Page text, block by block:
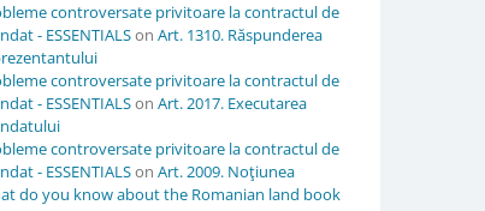
controversate privitoare la contractul de
- ESSENTIALSon Art. 1310. Răspunderea
controversate privitoare la contractul de
- ESSENTIALSon Art. 2017. Executarea
controversate privitoare la contractul de
- ESSENTIALSon Art. 2009. Noţiunea
do you know about the Romanian land book